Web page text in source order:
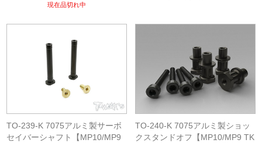
現在品切れ中
TO-239-K 7075アルミ製サーボ
セイバーシャフト【MP10/MP9
TO-240-K 7075アルミ製ショッ
クスタンドオフ【MP10/MP9 TK